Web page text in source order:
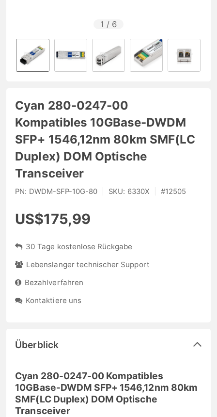
1 / 6
Cyan 280-0247-00
Kompatibles 10GBase-DWDM
SFP+ 1546,12nm 80km SMF(LC
Duplex) DOM Optische
Transceiver
PN: DWDM-SFP-10G-80 SKU: 6330X #12505
US$175,99
30 Tage kostenlose Rückgabe
Lebenslanger technischer Support
Bezahlverfahren
Kontaktiere uns
Überblick
Cyan 280-0247-00 Kompatibles
10GBase-DWDM SFP+ 1546,12nm 80km
SMF(LC Duplex) DOM Optische
Transceiver